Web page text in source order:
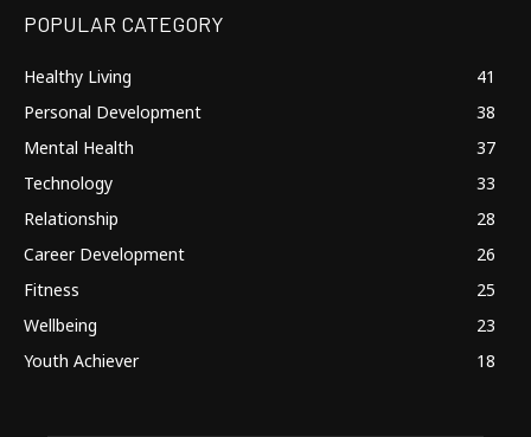
POPULAR CATEGORY
Healthy Living
41
Personal Development
38
Mental Health
37
Technology
33
Relationship
28
Career Development
26
Fitness
25
Wellbeing
23
Youth Achiever
18